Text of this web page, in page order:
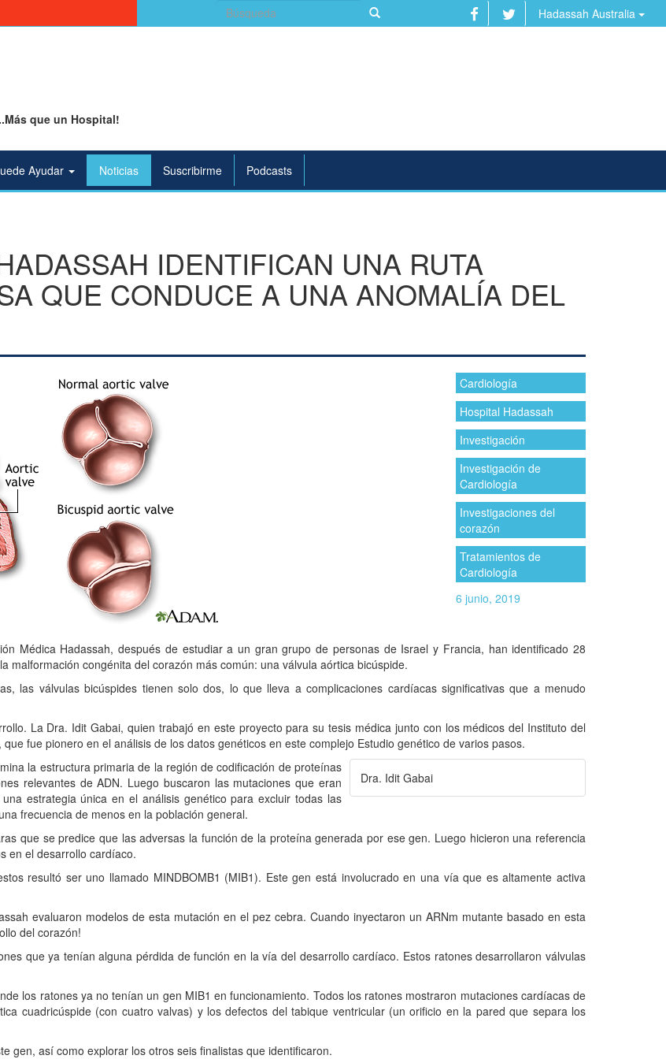
Buscar: Hadassah Australia
que un Hospital!
Ayudar Noticias Suscribirme Podcasts
IDENTIFICAN UNA RUTA
QUE CONDUCE A UNA ANOMALÍA DEL
Cardiología
Hospital Hadassah
Investigación
Investigación de
Cardiología
Investigaciones del
corazón
Tratamientos de
Cardiología
6 junio, 2019
Médica Hadassah, después de estudiar a un gran grupo de personas de Israel y Francia, han identificado 28
malformación congénita del corazón más común: una válvula aórtica bicúspide.
las válvulas bicúspides tienen solo dos, lo que lleva a complicaciones cardíacas significativas que a menudo
La Dra. Idit Gabai, quien trabajó en este proyecto para su tesis médica junto con los médicos del Instituto del
fue pionero en el análisis de los datos genéticos en este complejo Estudio genético de varios pasos.
Dra. Idit Gabai
la estructura primaria de la región de codificación de proteínas
relevantes de ADN. Luego buscaron las mutaciones que eran
estrategia única en el análisis genético para excluir todas las
frecuencia de menos en la población general.
que se predice que las adversas la función de la proteína generada por ese gen. Luego hicieron una referencia
en el desarrollo cardíaco.
resultó ser uno llamado MINDBOMB1 (MIB1). Este gen está involucrado en una vía que es altamente activa
evaluaron modelos de esta mutación en el pez cebra. Cuando inyectaron un ARNm mutante basado en esta
del corazón!
que ya tenían alguna pérdida de función en la vía del desarrollo cardíaco. Estos ratones desarrollaron válvulas
los ratones ya no tenían un gen MIB1 en funcionamiento. Todos los ratones mostraron mutaciones cardíacas de
cuadricúspide (con cuatro valvas) y los defectos del tabique ventricular (un orificio en la pared que separa los
gen, así como explorar los otros seis finalistas que identificaron.